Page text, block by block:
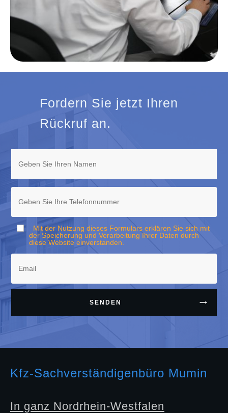
Fordern Sie jetzt Ihren
Rückruf an.
Mit der Nutzung dieses Formulars erklären Sie sich mit
der Speicherung und Verarbeitung Ihrer Daten durch
diese Website einverstanden.
SENDEN
Kfz-Sachverständigenbüro Mumin
In ganz Nordrhein-Westfalen